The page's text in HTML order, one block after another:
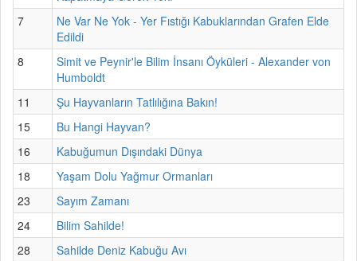
7
Ne Var Ne Yok - Yer Fıstığı Kabuklarından Grafen Elde
Edildi
8
Simit ve Peynir'le Bilim İnsanı Öyküleri - Alexander von
Humboldt
11
Şu Hayvanların Tatlılığına Bakın!
15
Bu Hangi Hayvan?
16
Kabuğumun Dışındaki Dünya
18
Yaşam Dolu Yağmur Ormanları
23
Sayım Zamanı
24
Bilim Sahilde!
28
Sahilde Deniz Kabuğu Avı